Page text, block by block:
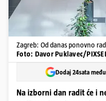
Zagreb: Od danas ponovno
Foto: Davor Puklavec/
Dodaj 24sata
Na izborni dan radit će i